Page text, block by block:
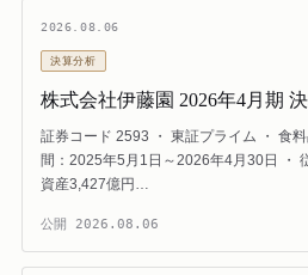
2026.08.06
決算分析
株式会社伊藤園 2026年4月期
証券コード 2593 ・ 東証プライム ・ 食
間：2025年5月1日～2026年4月30日 ・
資産3,427億円…
公開 2026.08.06